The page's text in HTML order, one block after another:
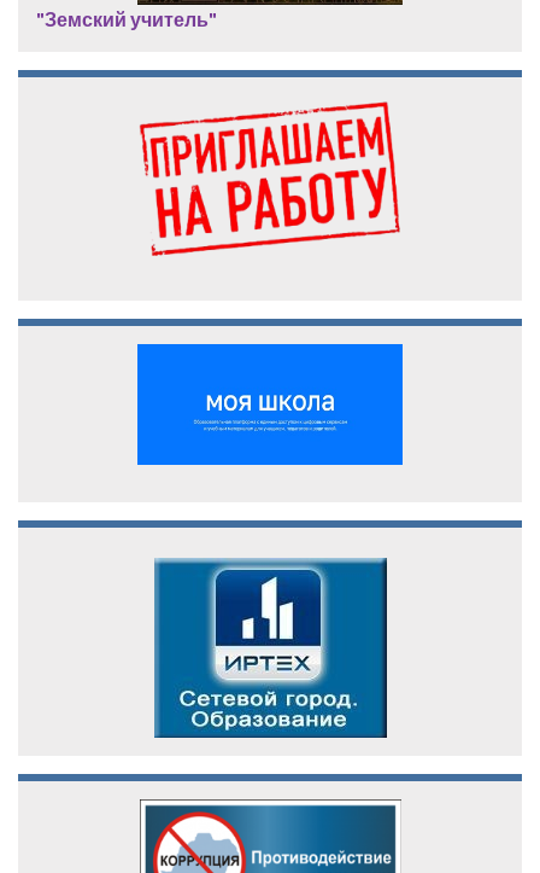
"Земский учитель"